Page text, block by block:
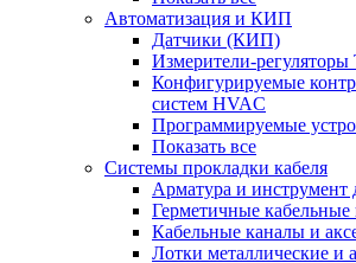
Автоматизация и КИП
Датчики (КИП)
Измерители-регуляторы
Конфигурируемые
систем HVAC
Программируемые
Показать все
Системы прокладки кабеля
Арматура и
Герметичные кабельные
Кабельные каналы и
Лотки металлические и